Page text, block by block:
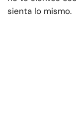
sienta lo mismo.